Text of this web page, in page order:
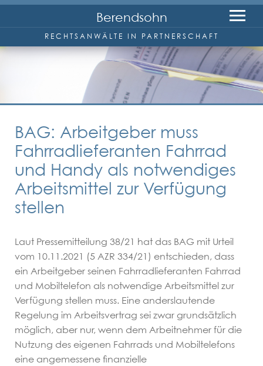
Berendsohn
RECHTSANWÄLTE IN PARTNERSCHAFT
Kanzlei
Anwälte
Wolfgang Berendsohn
Friedrich-W. Reineke
Rechtsgebiete
Arbeitsrecht
Erbrecht
Familienrecht
BAG: Arbeitgeber muss
Fahrradlieferanten Fahrrad
und Handy als notwendiges
Arbeitsmittel zur Verfügung
stellen
Laut Pressemitteilung 38/21 hat das BAG mit Urteil
vom 10.11.2021 (5 AZR 334/21) entschieden, dass
ein Arbeitgeber seinen Fahrradlieferanten Fahrrad
und Mobiltelefon als notwendige Arbeitsmittel zur
Verfügung stellen muss. Eine anderslautende
Regelung im Arbeitsvertrag sei zwar grundsätzlich
möglich, aber nur, wenn dem Arbeitnehmer für die
Nutzung des eigenen Fahrrads und Mobiltelefons
eine angemessene finanzielle